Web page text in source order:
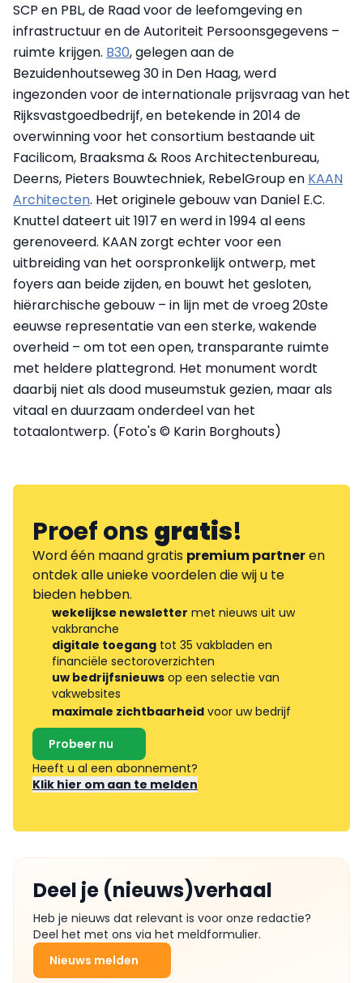
SCP en PBL, de Raad voor de leefomgeving en
infrastructuur en de Autoriteit Persoonsgegevens –
ruimte krijgen. B30, gelegen aan de
Bezuidenhoutseweg 30 in Den Haag, werd
ingezonden voor de internationale prijsvraag van het
Rijksvastgoedbedrijf, en betekende in 2014 de
overwinning voor het consortium bestaande uit
Facilicom, Braaksma & Roos Architectenbureau,
Deerns, Pieters Bouwtechniek, RebelGroup en KAAN
Architecten. Het originele gebouw van Daniel E.C.
Knuttel dateert uit 1917 en werd in 1994 al eens
gerenoveerd. KAAN zorgt echter voor een
uitbreiding van het oorspronkelijk ontwerp, met
foyers aan beide zijden, en bouwt het gesloten,
hiërarchische gebouw – in lijn met de vroeg 20ste
eeuwse representatie van een sterke, wakende
overheid – om tot een open, transparante ruimte
met heldere plattegrond. Het monument wordt
daarbij niet als dood museumstuk gezien, maar als
vitaal en duurzaam onderdeel van het
totaalontwerp. (Foto's © Karin Borghouts)
Proef onsgratis!
Word één maand gratis premium partneren
ontdek alle unieke voordelen die wij u te
bieden hebben.
wekelijkse newsletter met nieuws uit uw
vakbranche
digitale toegang tot 35 vakbladen en
financiële sectoroverzichten
uw bedrijfsnieuws op een selectie van
vakwebsites
maximale zichtbaarheid voor uw bedrijf
Probeer nu
Heeft u al een abonnement?
Klik hier om aan te melden
Deel je (nieuws)verhaal
Heb je nieuws dat relevant is voor onze redactie?
Deel het met ons via het meldformulier.
Nieuws melden